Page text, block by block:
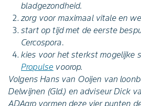
bladgezondheid.
zorg voor maximaal vitale en
start op tijd met de eerste
Cercospora.
kies voor het sterkst mogelijke
Propulse voorop.
Volgens Hans van Ooijen van
Delwijnen (Gld.) en adviseur Dick
ADAgro vormen deze vier punten